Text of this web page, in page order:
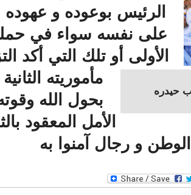
الرئيس بوعوده و عهوده
على نفسه سواء في حملته
الأولى أو تلك التي أكد
مأموريته الثانية
بحول الله
الأمل المعقود
و رجال آمنوا به